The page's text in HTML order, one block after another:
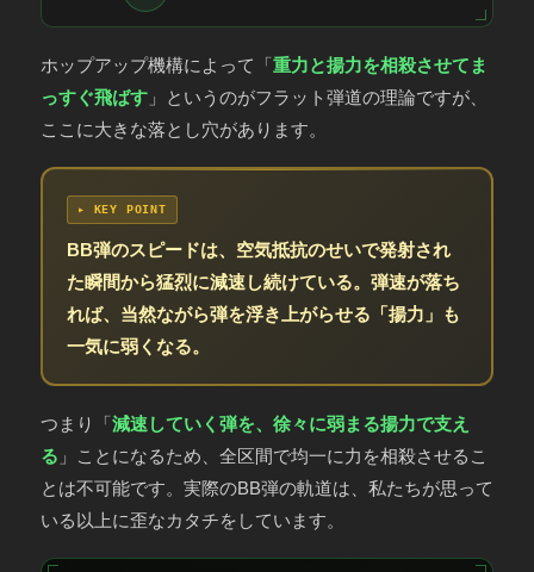
ホップアップ機構によって「重力と揚力を相殺させてま
っすぐ飛ばす」というのがフラット弾道の理論ですが、
ここに大きな落とし穴があります。
▸ KEY POINT
BB弾のスピードは、空気抵抗のせいで発射され
た瞬間から猛烈に減速し続けている。弾速が落ち
れば、当然ながら弾を浮き上がらせる「揚力」も
一気に弱くなる。
つまり「減速していく弾を、徐々に弱まる揚力で支え
る 」ことになるため、全区間で均一に力を相殺させるこ
とは不可能です。実際のBB弾の軌道は、私たちが思って
いる以上に歪なカタチをしています。